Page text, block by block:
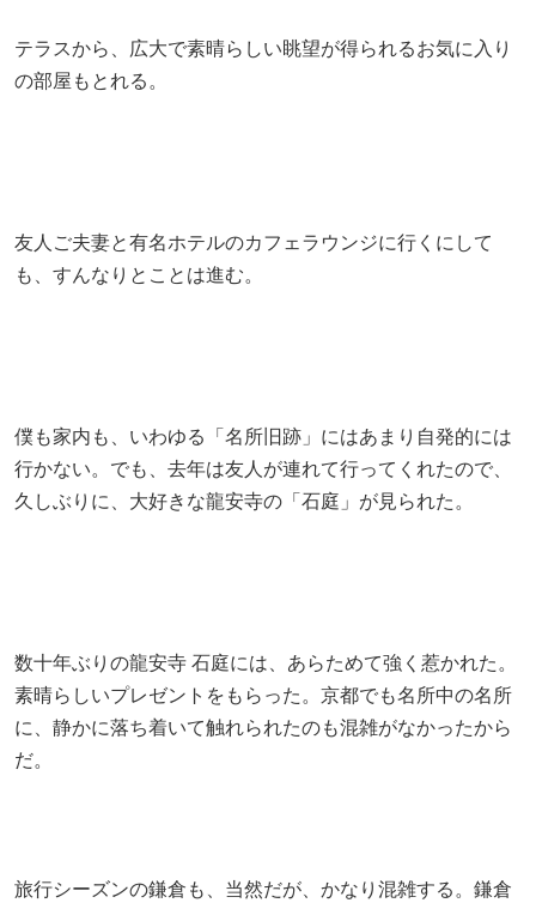
テラスから、広大で素晴らしい眺望が得られるお気に入り
の部屋もとれる。
友人ご夫妻と有名ホテルのカフェラウンジに行くにして
も、すんなりとことは進む。
僕も家内も、いわゆる「名所旧跡」にはあまり自発的には
行かない。でも、去年は友人が連れて行ってくれたので、
久しぶりに、大好きな龍安寺の「石庭」が見られた。
数十年ぶりの龍安寺 石庭には、あらためて強く惹かれた。
素晴らしいプレゼントをもらった。京都でも名所中の名所
に、静かに落ち着いて触れられたのも混雑がなかったから
だ。
旅行シーズンの鎌倉も、当然だが、かなり混雑する。鎌倉